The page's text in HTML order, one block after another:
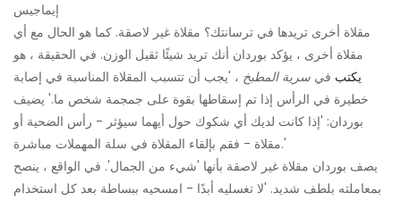
إيماجيس
مقلاة أخرى تريدها في ترسانتك؟ مقلاة غير لاصقة. كما هو الحال مع أي
مقلاة أخرى ، يؤكد بوردان أنك تريد شيئًا ثقيل الوزن. في الحقيقة ، هو
يكتب في سرية المطبخ ، 'يجب أن تتسبب المقلاة المناسبة في إصابة
خطيرة في الرأس إذا تم إسقاطها بقوة على جمجمة شخص ما.' يضيف
بوردان: 'إذا كانت لديك أي شكوك حول أيهما سيؤثر - رأس الضحية أو
مقلاة - فقم بإلقاء المقلاة في سلة المهملات مباشرة.'
يصف بوردان مقلاة غير لاصقة بأنها 'شيء من الجمال'. في الواقع ، ينصح
بمعاملته بلطف شديد. 'لا تغسليه أبدًا - امسحيه ببساطة بعد كل استخدام